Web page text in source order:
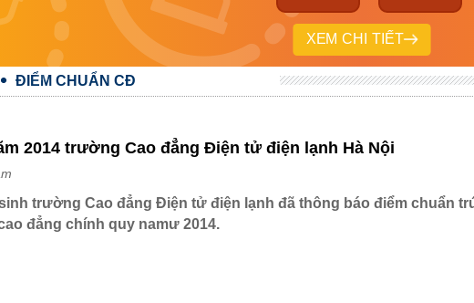
XEM CHI TIẾT
ĐIỂM CHUẨN CĐ
2014 trường Cao đẳng Điện tử điện lạnh Hà Nội
trường Cao đẳng Điện tử điện lạnh đã thông báo điểm chuẩn
đẳng chính quy namư 2014.